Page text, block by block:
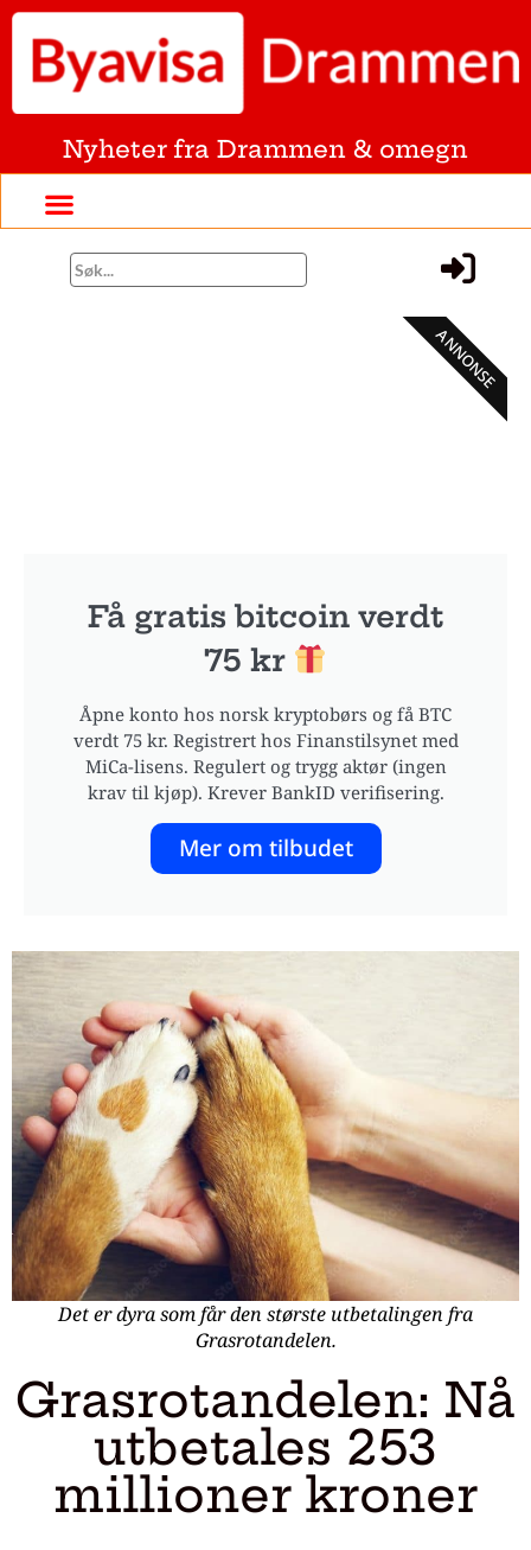
Nyheter fra Drammen & omegn
Få gratis bitcoin verdt
75 kr
Åpne konto hos norsk kryptobørs og få BTC
verdt 75 kr. Registrert hos Finanstilsynet med
MiCa-lisens. Regulert og trygg aktør (ingen
krav til kjøp). Krever BankID verifisering.
Mer om tilbudet
ANNONSE
Det er dyra som får den største utbetalingen fra
Grasrotandelen.
Grasrotandelen: Nå
utbetales 253
millioner kroner